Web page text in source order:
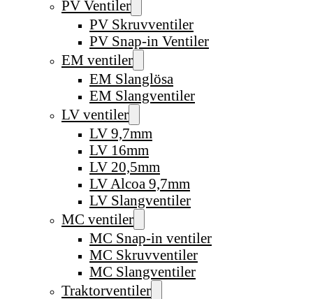
PV Ventiler
PV Skruvventiler
PV Snap-in Ventiler
EM ventiler
EM Slanglösa
EM Slangventiler
LV ventiler
LV 9,7mm
LV 16mm
LV 20,5mm
LV Alcoa 9,7mm
LV Slangventiler
MC ventiler
MC Snap-in ventiler
MC Skruvventiler
MC Slangventiler
Traktorventiler